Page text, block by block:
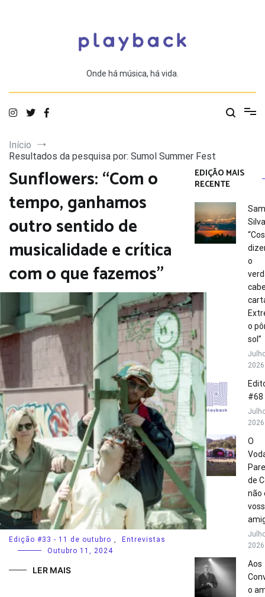
Onde há música, há vida.
Início
Resultados da pesquisa por: Sumol Summer Fest
Sunflowers: “Com o
tempo, ganhamos
outro sentido de
musicalidade e crítica
com o que fazemos”
Edição #33 - 11 de outubro ,
Entrevistas
Outubro 11, 2024
LER MAIS
EDIÇÃO MAIS
RECENTE
o
o
sol”
2026
#68
2026
O
de
não
2026
Aos
o